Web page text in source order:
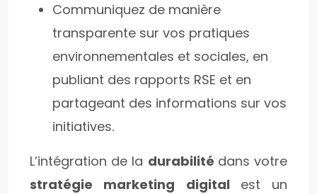
Communiquez de manière
transparente sur vos pratiques
environnementales et sociales, en
publiant des rapports RSE et en
partageant des informations sur vos
initiatives.
L’intégration de la durabilité dans votre
stratégie marketing digital est un